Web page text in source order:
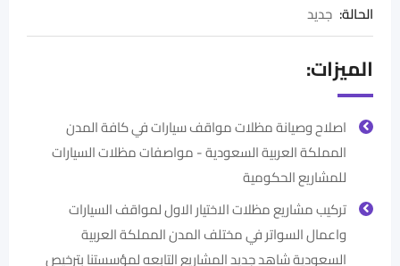
الحالة: جديد
الميزات:
اصلاح وصيانة مظلات مواقف سيارات في كافة المدن
المملكة العربية السعودية - مواصفات مظلات السيارات
للمشاريع الحكومية
تركيب مشاريع مظلات الاختيار الاول لمواقف السيارات
واعمال السواتر في مختلف المدن المملكة العربية
السعودية شاهد جديد المشاريع التابعه لمؤسستنا بترخيص